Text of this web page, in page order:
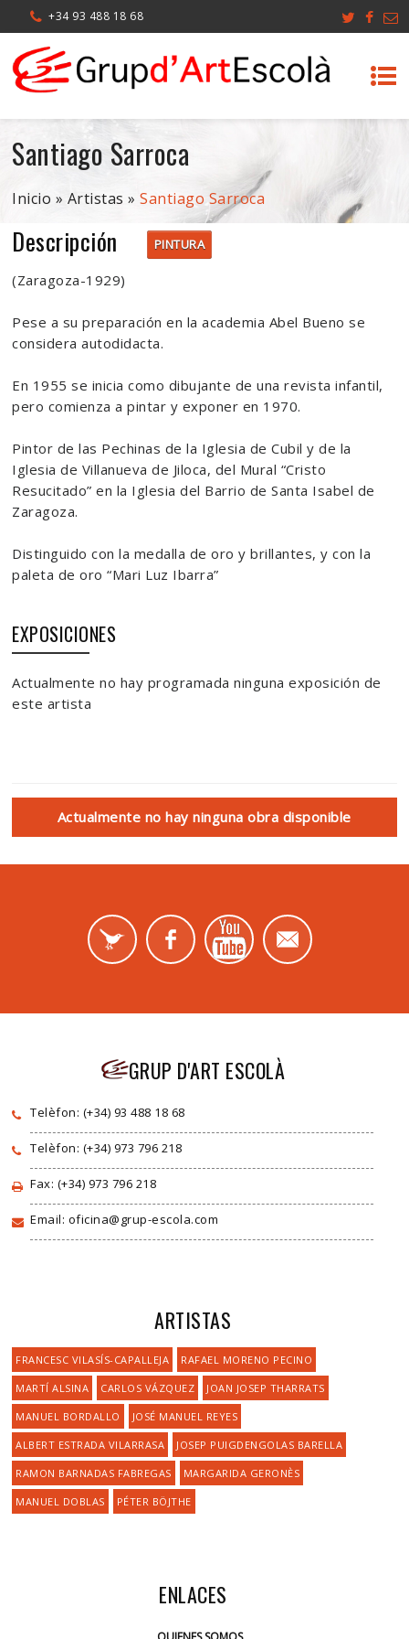
+34 93 488 18 68
Santiago Sarroca
Inicio » Artistas »Santiago Sarroca
Descripción PINTURA
(Zaragoza-1929)
Pese a su preparación en la academia Abel Bueno se
considera autodidacta.
En 1955 se inicia como dibujante de una revista infantil,
pero comienza a pintar y exponer en 1970.
Pintor de las Pechinas de la Iglesia de Cubil y de la
Iglesia de Villanueva de Jiloca, del Mural “Cristo
Resucitado” en la Iglesia del Barrio de Santa Isabel de
Zaragoza.
Distinguido con la medalla de oro y brillantes, y con la
paleta de oro “Mari Luz Ibarra”
EXPOSICIONES
Actualmente no hay programada ninguna exposición de
este artista
Actualmente no hay ninguna obra disponible
GRUP D'ART ESCOLÀ
Telèfon: (+34) 93 488 18 68
Telèfon: (+34) 973 796 218
Fax: (+34) 973 796 218
Email: oficina@grup-escola.com
ARTISTAS
FRANCESC VILASÍS-CAPALLEJA RAFAEL MORENO PECINO
MARTÍ ALSINA CARLOS VÁZQUEZ JOAN JOSEP THARRATS
MANUEL BORDALLO JOSÉ MANUEL REYES
ALBERT ESTRADA VILARRASA JOSEP PUIGDENGOLAS BARELLA
RAMON BARNADAS FABREGAS MARGARIDA GERONÈS
MANUEL DOBLAS PÉTER BÖJTHE
ENLACES